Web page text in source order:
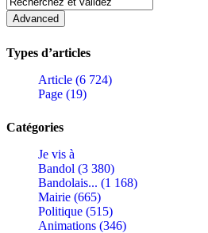
Types d’articles
Article (6 724)
Page (19)
Catégories
Je vis à
Bandol (3 380)
Bandolais... (1 168)
Mairie (665)
Politique (515)
Animations (346)